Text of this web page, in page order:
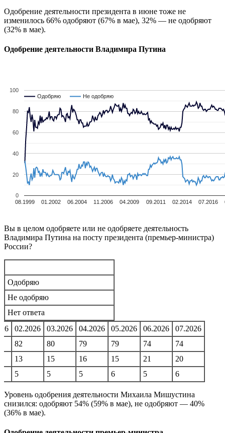
Одобрение деятельности президента в июне тоже не
изменилось 66% одобряют (67% в мае), 32% — не одобряют
(32% в мае).
Одобрение деятельности Владимира Путина
08.1999 01.2002 06.2004 11.2006 04.2009 09.2011 02.2014 07.2016
0
20
40
60
80
100
Одобряю
Одобряю Не одобряю
Не одобряю
Вы в целом одобряете или не одобряете деятельность
Владимира Путина на посту президента (премьер-министра)
России?
Одобряю
Не одобряю
Нет ответа
02.2026 03.2026 04.2026 05.2026 06.2026
07.2026
82
80 79 79 74
74
13
15 16 15 21
20
5
5 5 6 5 6
Уровень одобрения деятельности Михаила Мишустина
снизился: одобряют 54% (59% в мае), не одобряют — 40%
(36% в мае).